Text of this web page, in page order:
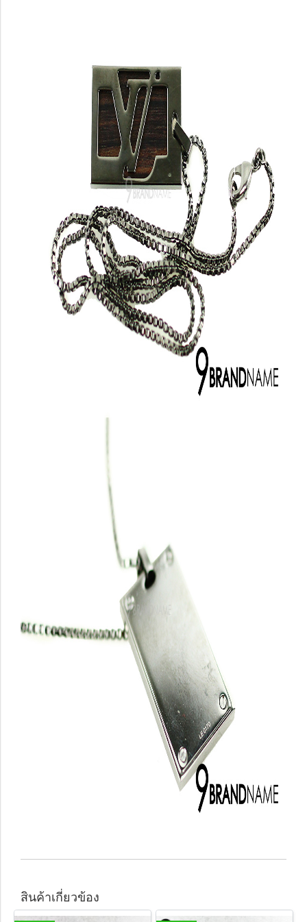
สินค้าเกี่ยวข้อง